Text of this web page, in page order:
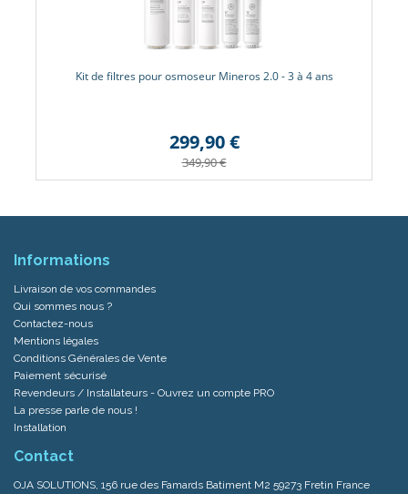
Kit de filtres pour osmoseur Mineros 2.0 - 3 à 4 ans
299,90 €
349,90 €
Informations
Livraison de vos commandes
Qui sommes nous ?
Contactez-nous
Mentions légales
Conditions Générales de Vente
Paiement sécurisé
Revendeurs / Installateurs - Ouvrez un compte PRO
La presse parle de nous !
Installation
Contact
OJA SOLUTIONS, 156 rue des Famards Batiment M2 59273 Fretin France